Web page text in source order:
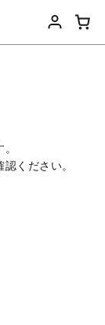
認ください。​